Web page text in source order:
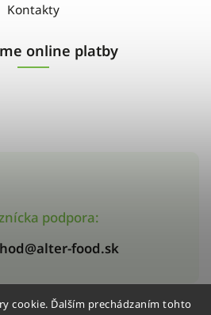
cookie. Ďalším prechádzaním tohto
podpora:
food.sk
Kontakty
online platby